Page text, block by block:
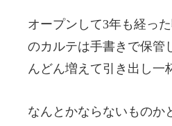
オープンして3年も経っ
のカルテは手書きで保
んどん増えて引き出し一
なんとかならないものか